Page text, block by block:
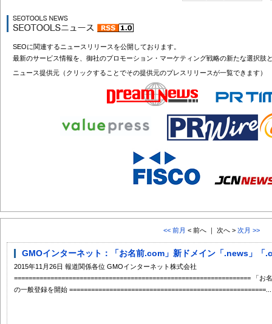
SEOに関連するニュースリリースを公開しております。
最新のサービス情報を、御社のプロモーション・マーケティング戦略の新たな選択肢
ニュース提供元（クリックすることでその提供元のプレスリリースが一覧できます）
<< 前月 < 前へ ｜ 次へ > 次月 >>
GMOインターネット：「お名前.com」新ドメイン「.news」「
2015年11月26日 報道関係各位 GMOインターネット株式会社
================================================================= 「
の一般登録を開始 ======================================================...